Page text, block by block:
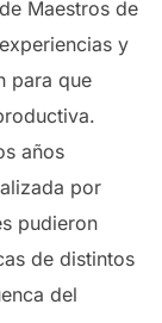
Maestros de
y
para que
años
por
pudieron
de distintos
del